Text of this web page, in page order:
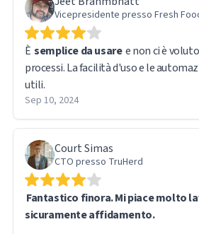
Vicepresidente presso Fresh
È semplice da usare e non ci è
processi. La facilità d'uso e le
utili.
Sep 10, 2024
Court Simas
CTO presso TruHerd
Fantastico finora. Mi piace molto
sicuramente affidamento.